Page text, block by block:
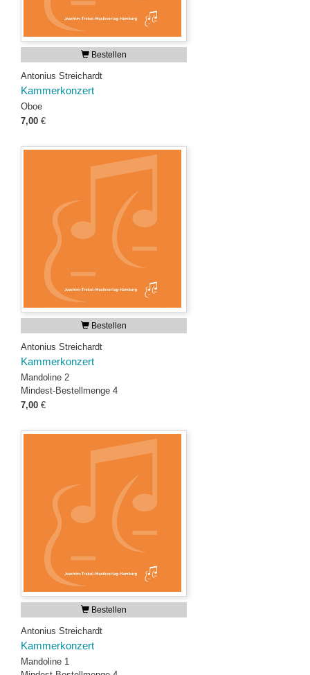
Bestellen
Antonius Streichardt
Kammerkonzert
Oboe
7,00 €
Bestellen
Antonius Streichardt
Kammerkonzert
Mandoline 2
Mindest-Bestellmenge 4
7,00 €
Bestellen
Antonius Streichardt
Kammerkonzert
Mandoline 1